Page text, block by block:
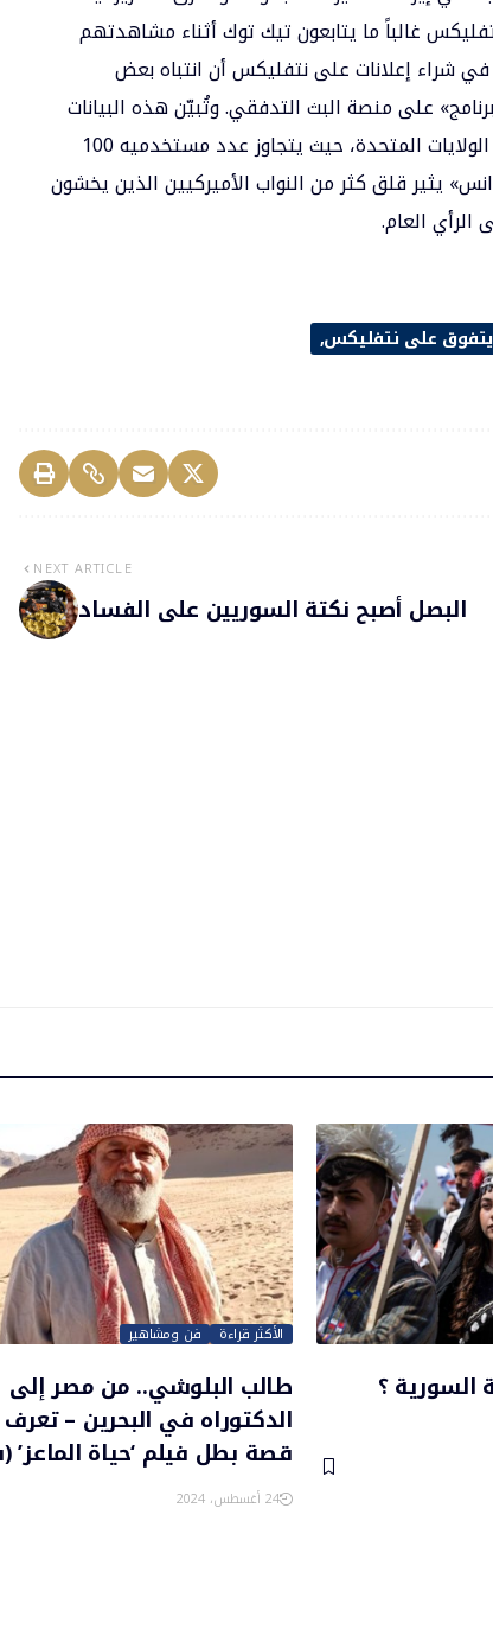
غالباً ما يتابعون تيك توك أثناء مشاهدتهم
شراء إعلانات على نتفليكس أن انتباه بعض
على منصة البث التدفقي. وتُبيّن هذه البيانات
الإحصائية الأهمية التي بات هذا التطبيق يتمتع بها في الولايات المتحدة، حيث يتجاوز عدد مستخدميه 100
يثير قلق كثر من النواب الأميركيين الذين يخشون
العام.
على نتفليكس
NEXT ARTICLE
البصل أصبح نكتة السوريين على الفساد
السورية ؟
الأكثر قراءة فن ومشاهير
طالب البلوشي.. من مصر إلى
الدكتوراه في البحرين –
قصة بطل فيلم ‘حياة الماعز’
24 أغسطس، 2024